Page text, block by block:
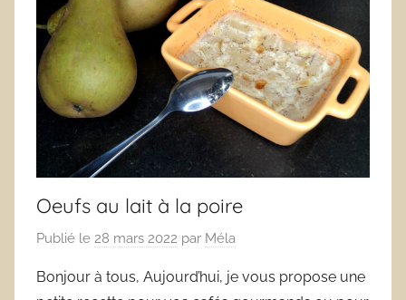
Oeufs au lait à la poire
Publié le 28 mars 2022 par Méla
Bonjour à tous, Aujourd’hui, je vous propose une